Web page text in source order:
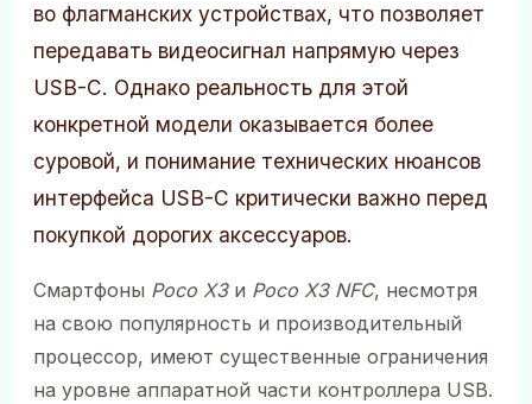
во флагманских устройствах, что позволяет
передавать видеосигнал напрямую через
USB-C. Однако реальность для этой
конкретной модели оказывается более
суровой, и понимание технических нюансов
интерфейса USB-C критически важно перед
покупкой дорогих аксессуаров.
Смартфоны Poco X3и Poco X3 NFC, несмотря
на свою популярность и производительный
процессор, имеют существенные ограничения
на уровне аппаратной части контроллера USB.